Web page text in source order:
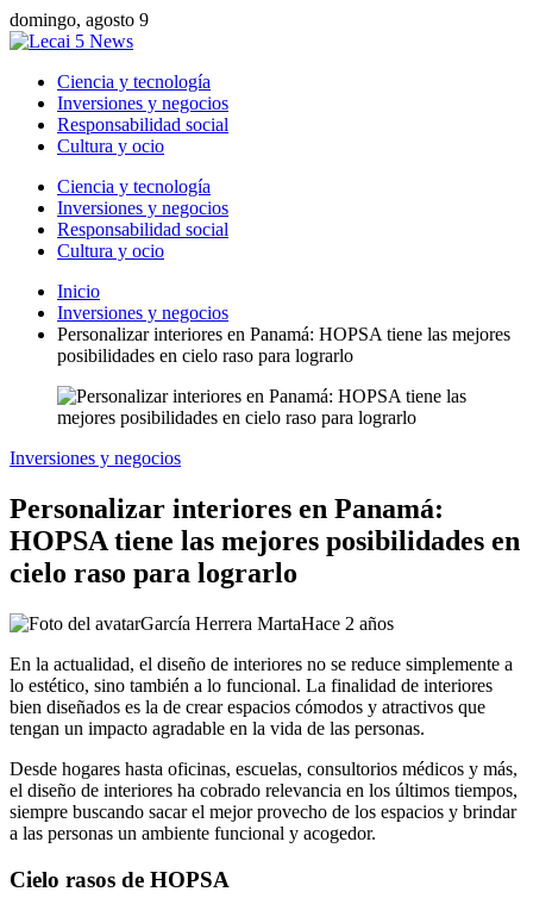
domingo, agosto 9
Ciencia y tecnología
Inversiones y negocios
Responsabilidad social
Cultura y ocio
Ciencia y tecnología
Inversiones y negocios
Responsabilidad social
Cultura y ocio
Inicio
Inversiones y negocios
Personalizar interiores en Panamá: HOPSA tiene las mejores
posibilidades en cielo raso para lograrlo
Inversiones y negocios
Personalizar interiores en Panamá:
HOPSA tiene las mejores posibilidades en
cielo raso para lograrlo
García Herrera MartaHace 2 años
En la actualidad, el diseño de interiores no se reduce simplemente a
lo estético, sino también a lo funcional. La finalidad de interiores
bien diseñados es la de crear espacios cómodos y atractivos que
tengan un impacto agradable en la vida de las personas.
Desde hogares hasta oficinas, escuelas, consultorios médicos y más,
el diseño de interiores ha cobrado relevancia en los últimos tiempos,
siempre buscando sacar el mejor provecho de los espacios y brindar
a las personas un ambiente funcional y acogedor.
Cielo rasos de HOPSA